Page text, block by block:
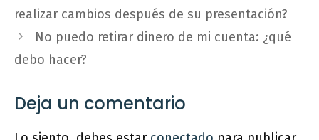
realizar cambios después de su presentación?
No puedo retirar dinero de mi cuenta: ¿qué
debo hacer?
Deja un comentario